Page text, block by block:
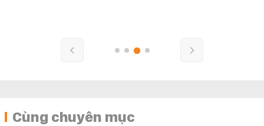
Cùng chuyên mục